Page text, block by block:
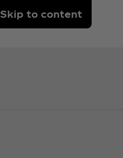
Skip to content